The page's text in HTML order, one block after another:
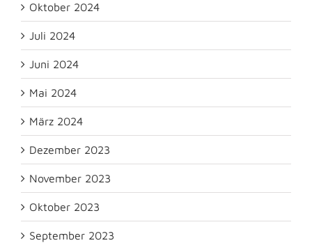
Oktober 2024
Juli 2024
Juni 2024
Mai 2024
März 2024
Dezember 2023
November 2023
Oktober 2023
September 2023